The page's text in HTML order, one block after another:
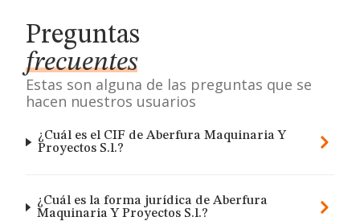
Preguntas
frecuentes
Estas son alguna de las preguntas que se
hacen nuestros usuarios
¿Cuál es el CIF de Aberfura Maquinaria Y
Proyectos S.l.?
¿Cuál es la forma jurídica de Aberfura
Maquinaria Y Proyectos S.l.?